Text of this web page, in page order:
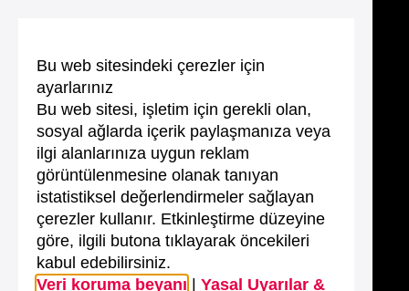
Bu web sitesindeki çerezler için
ayarlarınız
Bu web sitesi, işletim için gerekli olan,
sosyal ağlarda içerik paylaşmanıza veya
ilgi alanlarınıza uygun reklam
görüntülenmesine olanak tanıyan
istatistiksel değerlendirmeler sağlayan
çerezler kullanır. Etkinleştirme düzeyine
göre, ilgili butona tıklayarak öncekileri
kabul edebilirsiniz.
Veri koruma beyanı
Yasal Uyarılar &